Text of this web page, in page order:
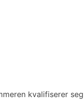
kvalifiserer